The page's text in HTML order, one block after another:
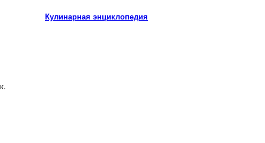
Кулинарная энциклопедия